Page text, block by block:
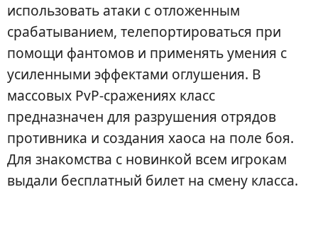
использовать атаки с отложенным
срабатыванием, телепортироваться при
помощи фантомов и применять умения с
усиленными эффектами оглушения. В
массовых PvP-сражениях класс
предназначен для разрушения отрядов
противника и создания хаоса на поле боя.
Для знакомства с новинкой всем игрокам
выдали бесплатный билет на смену класса.